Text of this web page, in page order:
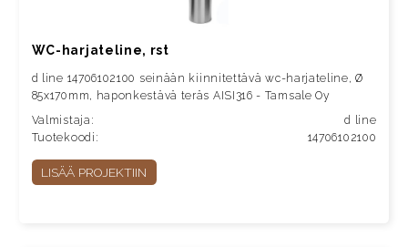
WC-harjateline, rst
d line 14706102100 seinään kiinnitettävä wc-harjateline, Ø
85x170mm, haponkestävä teräs AISI316 - Tamsale Oy
Valmistaja:
d line
Tuotekoodi:
14706102100
LISÄÄ PROJEKTIIN